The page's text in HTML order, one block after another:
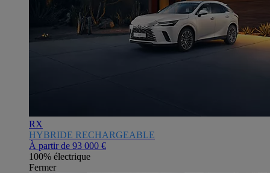
RX
HYBRIDE RECHARGEABLE
À partir de 93 000 €
100% électrique
Fermer